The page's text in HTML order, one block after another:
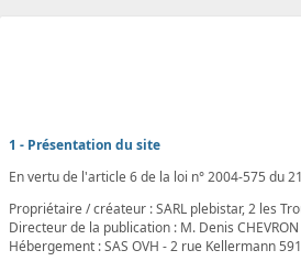
1 - Présentation du site
En vertu de l'article 6 de la loi n° 2004-575 du
Propriétaire / créateur : SARL plebistar, 2 les
Directeur de la publication : M. Denis
Hébergement : SAS OVH - 2 rue Kellermann